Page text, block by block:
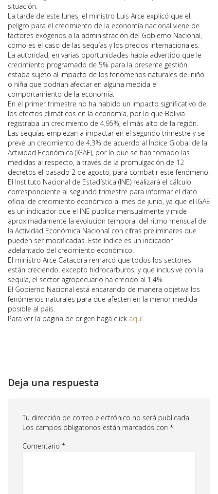
situación.
La tarde de este lunes, el ministro Luis Arce explicó que el
peligro para el crecimiento de la economía nacional viene de
factores exógenos a la administración del Gobierno Nacional,
como es el caso de las sequías y los precios internacionales.
La autoridad, en varias oportunidades había advertido que le
crecimiento programado de 5% para la presente gestión,
estaba sujeto al impacto de los fenómenos naturales del niño
o niña que podrían afectar en alguna medida el
comportamiento de la economía.
En el primer trimestre no ha habido un impacto significativo de
los efectos climáticos en la economía, por lo que Bolivia
registraba un crecimiento de 4,95%, el más alto de la región.
Las sequías empiezan a impactar en el segundo trimestre y se
prevé un crecimiento de 4,3% de acuerdo al Índice Global de la
Actividad Económica (IGAE), por lo que se han tomado las
medidas al respecto, a través de la promulgación de 12
decretos el pasado 2 de agosto, para combatir este fenómeno.
El Instituto Nacional de Estadística (INE) realizará el cálculo
correspondiente al segundo trimestre para informar el dato
oficial de crecimiento económico al mes de junio, ya que el IGAE
es un indicador que el INE publica mensualmente y mide
aproximadamente la evolución temporal del ritmo mensual de
la Actividad Económica Nacional con cifras preliminares que
pueden ser modificadas. Este índice es un indicador
adelantado del crecimiento económico.
El ministro Arce Catacora remarcó que todos los sectores
están creciendo, excepto hidrocarburos, y que inclusive con la
sequía, el sector agropecuario ha crecido al 1,4%.
El Gobierno Nacional está encarando de manera objetiva los
fenómenos naturales para que afecten en la menor medida
posible al país.
Para ver la página de origen haga click aquí.
Deja una respuesta
Tu dirección de correo electrónico no será publicada.
Los campos obligatorios están marcados con *
Comentario *